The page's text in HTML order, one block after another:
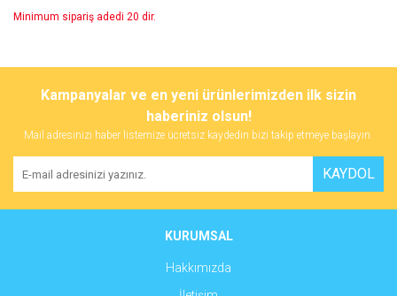
Minimum sipariş adedi 20 dir.
Bu ürüne ilk yorumu siz yapın!
Yorum Yaz
tarafımıza iletebilirsiniz.
Görüş ve önerileriniz için teşekkür ederiz.
Ürün resmi kalitesiz, bozuk veya görüntülenemiyor.
Ürün açıklamasında eksik bilgiler bulunuyor.
Ürün fiyatı diğer sitelerden daha pahalı.
Kampanyalar ve en yeni ürünlerimizden ilk sizin
haberiniz olsun!
Mail adresinizi haber listemize ücretsiz kaydedin bizi takip etmeye başlayın.
KAYDOL
KURUMSAL
Hakkımızda